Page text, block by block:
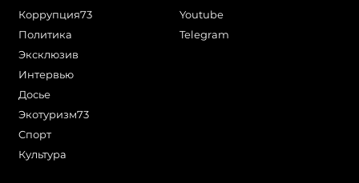
Коррупция73
Политика
Эксклюзив
Интервью
Досье
Экотуризм73
Cпорт
Культура
Youtube
Telegram